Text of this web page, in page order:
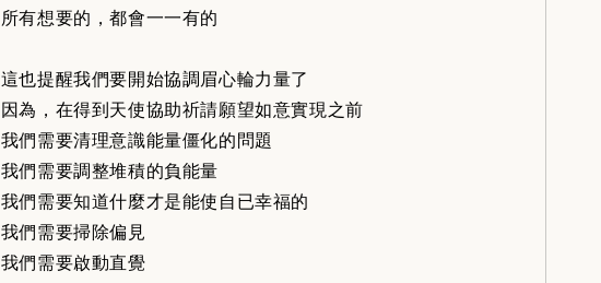
所有想要的，都會一一有的
這也提醒我們要開始協調眉心輪力量了
因為，在得到天使協助祈請願望如意實現之前
我們需要清理意識能量僵化的問題
我們需要調整堆積的負能量
我們需要知道什麼才是能使自已幸福的
我們需要掃除偏見
我們需要啟動直覺